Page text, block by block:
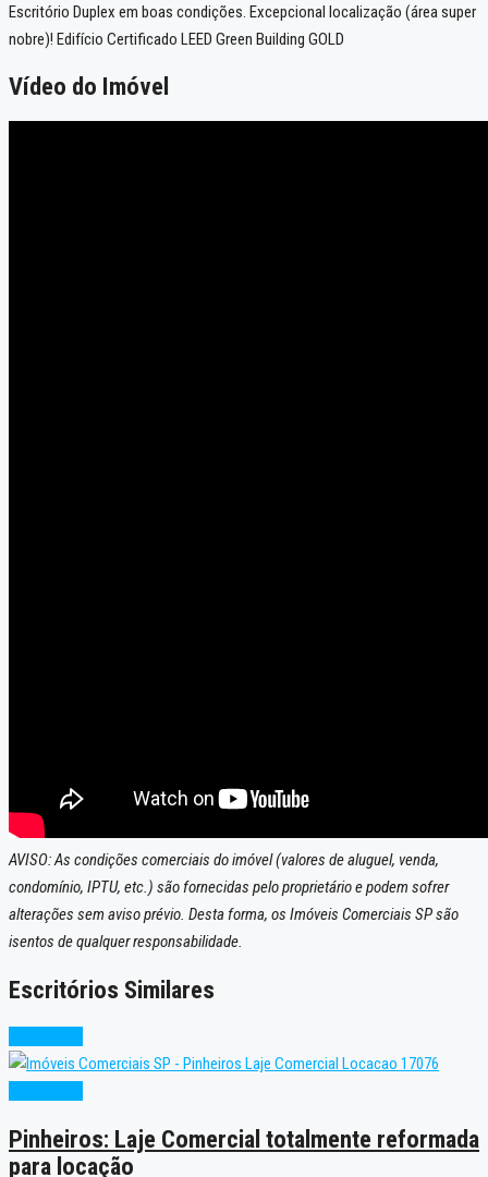
Escritório Duplex em boas condições. Excepcional localização (área super
nobre)! Edifício Certificado LEED Green Building GOLD
Vídeo do Imóvel
AVISO: As condições comerciais do imóvel (valores de aluguel, venda,
condomínio, IPTU, etc.) são fornecidas pelo proprietário e podem sofrer
alterações sem aviso prévio. Desta forma, os Imóveis Comerciais SP são
isentos de qualquer responsabilidade.
Escritórios Similares
Pinheiros: Laje Comercial totalmente reformada
para locação